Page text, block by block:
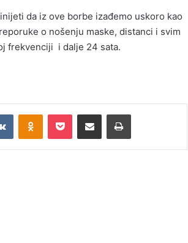
da iz ove borbe izađemo uskoro kao
o nošenju maske, distanci i svim
frekvenciji i dalje 24 sata.
VKontakteOdnoklassniki
Pocket Podijeli putem Emaila Print